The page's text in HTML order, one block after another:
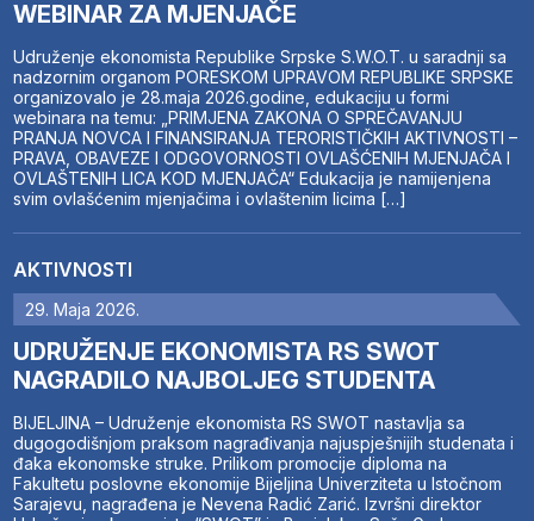
WEBINAR ZA MJENJAČE
Udruženje ekonomista Republike Srpske S.W.O.T. u saradnji sa
nadzornim organom PORESKOM UPRAVOM REPUBLIKE SRPSKE
organizovalo je 28.maja 2026.godine, edukaciju u formi
webinara na temu: „PRIMJENA ZAKONA O SPREČAVANJU
PRANJA NOVCA I FINANSIRANJA TERORISTIČKIH AKTIVNOSTI –
PRAVA, OBAVEZE I ODGOVORNOSTI OVLAŠĆENIH MJENJAČA I
OVLAŠTENIH LICA KOD MJENJAČA“ Edukacija je namijenjena
svim ovlašćenim mjenjačima i ovlaštenim licima […]
AKTIVNOSTI
29. Maja 2026.
UDRUŽENJE EKONOMISTA RS SWOT
NAGRADILO NAJBOLJEG STUDENTA
BIJELJINA – Udruženje ekonomista RS SWOT nastavlja sa
dugogodišnjom praksom nagrađivanja najuspješnijih studenata i
đaka ekonomske struke. Prilikom promocije diploma na
Fakultetu poslovne ekonomije Bijeljina Univerziteta u Istočnom
Sarajevu, nagrađena je Nevena Radić Zarić. Izvršni direktor